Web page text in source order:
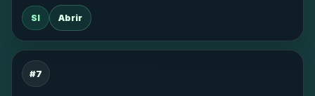
SI Abrir
#7